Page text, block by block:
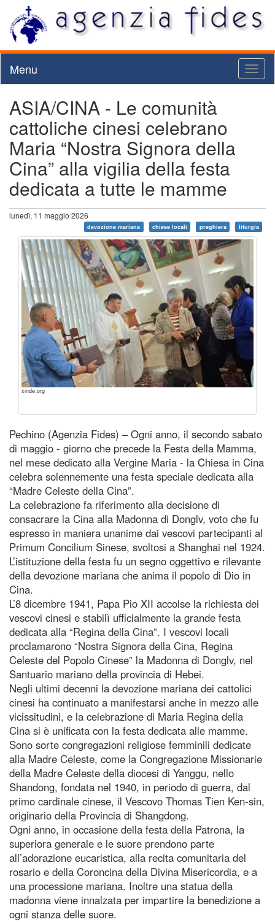
Menu
ASIA/CINA - Le comunità
cattoliche cinesi celebrano
Maria “Nostra Signora della
Cina” alla vigilia della festa
dedicata a tutte le mamme
lunedì, 11 maggio 2026
devozione mariana chiese locali preghiera liturgia
xinde.org
Pechino (Agenzia Fides) – Ogni anno, il secondo sabato
di maggio - giorno che precede la Festa della Mamma,
nel mese dedicato alla Vergine Maria - la Chiesa in Cina
celebra solennemente una festa speciale dedicata alla
“Madre Celeste della Cina”.
La celebrazione fa riferimento alla decisione di
consacrare la Cina alla Madonna di Donglv, voto che fu
espresso in maniera unanime dai vescovi partecipanti al
Primum Concilium Sinese, svoltosi a Shanghai nel 1924.
L’istituzione della festa fu un segno oggettivo e rilevante
della devozione mariana che anima il popolo di Dio in
Cina.
L’8 dicembre 1941, Papa Pio XII accolse la richiesta dei
vescovi cinesi e stabilì ufficialmente la grande festa
dedicata alla “Regina della Cina”. I vescovi locali
proclamarono “Nostra Signora della Cina, Regina
Celeste del Popolo Cinese” la Madonna di Donglv, nel
Santuario mariano della provincia di Hebei.
Negli ultimi decenni la devozione mariana dei cattolici
cinesi ha continuato a manifestarsi anche in mezzo alle
vicissitudini, e la celebrazione di Maria Regina della
Cina si è unificata con la festa dedicata alle mamme.
Sono sorte congregazioni religiose femminili dedicate
alla Madre Celeste, come la Congregazione Missionarie
della Madre Celeste della diocesi di Yanggu, nello
Shandong, fondata nel 1940, in periodo di guerra, dal
primo cardinale cinese, il Vescovo Thomas Tien Ken-sin,
originario della Provincia di Shangdong.
Ogni anno, in occasione della festa della Patrona, la
superiora generale e le suore prendono parte
all’adorazione eucaristica, alla recita comunitaria del
rosario e della Coroncina della Divina Misericordia, e a
una processione mariana. Inoltre una statua della
madonna viene innalzata per impartire la benedizione a
ogni stanza delle suore.